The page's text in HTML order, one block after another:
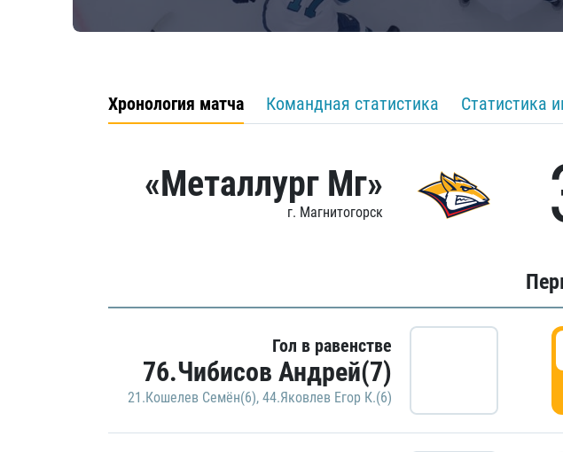
Хронология матча Командная статистика Статистика
«Металлург Мг»
г. Магнитогорск
Гол в равенстве
76.Чибисов Андрей(7)
21.Кошелев Семён(6), 44.Яковлев Егор К.(6)